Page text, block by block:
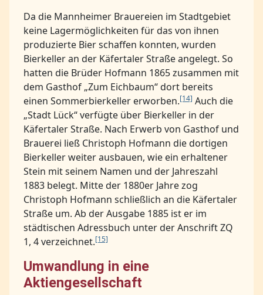
Da die Mannheimer Brauereien im Stadtgebiet
keine Lagermöglichkeiten für das von ihnen
produzierte Bier schaffen konnten, wurden
Bierkeller an der Käfertaler Straße angelegt. So
hatten die Brüder Hofmann 1865 zusammen mit
dem Gasthof „Zum Eichbaum“ dort bereits
einen Sommerbierkeller erworben.[14] Auch die
„Stadt Lück“ verfügte über Bierkeller in der
Käfertaler Straße. Nach Erwerb von Gasthof und
Brauerei ließ Christoph Hofmann die dortigen
Bierkeller weiter ausbauen, wie ein erhaltener
Stein mit seinem Namen und der Jahreszahl
1883 belegt. Mitte der 1880er Jahre zog
Christoph Hofmann schließlich an die Käfertaler
Straße um. Ab der Ausgabe 1885 ist er im
städtischen Adressbuch unter der Anschrift ZQ
1, 4 verzeichnet.[15]
Umwandlung in eine
Aktiengesellschaft